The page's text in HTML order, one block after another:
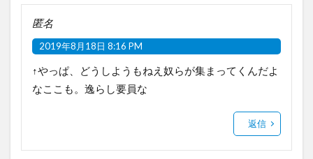
匿名
2019年8月18日 8:16 PM
↑やっぱ、どうしようもねえ奴らが集まってくんだよ
なここも。逸らし要員な
返信